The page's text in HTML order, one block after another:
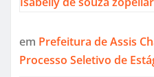
em Prefeitura de Assis
Processo Seletivo de